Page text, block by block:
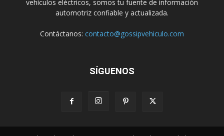
vehículos eléctricos, somos tu fuente de información
automotriz confiable y actualizada.
Contáctanos: contacto@gossipvehiculo.com
SÍGUENOS